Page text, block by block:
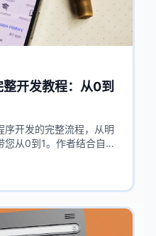
开发教程：从0到
序开发的完整流程，从明
从0到1。作者结合自己
章用买车做比喻，提醒